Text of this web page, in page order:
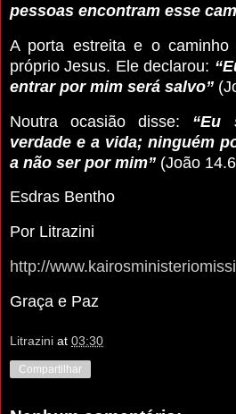
pessoas encontram esse
A porta estreita e o caminho
próprio Jesus. Ele declarou:
entrar por mim será salvo”
Noutra ocasião disse: “Eu
verdade e a vida; ninguém
a não ser por mim” (João
Esdras Bentho
Por Litrazini
http://
Graça e Paz
Litrazini at 03:30
Compartilhar